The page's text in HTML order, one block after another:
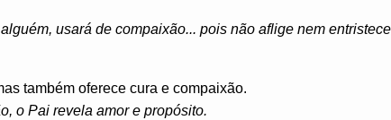
usará de compaixão... pois não aflige nem
também oferece cura e compaixão.
o Pai revela amor e propósito.